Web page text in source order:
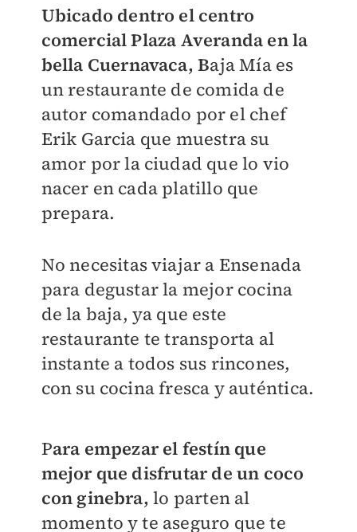
Ubicado dentro el centro
comercial Plaza Averanda en la
bella Cuernavaca, Baja Mía es
un restaurante de comida de
autor comandado por el chef
Erik Garcia que muestra su
amor por la ciudad que lo vio
nacer en cada platillo que
prepara.
No necesitas viajar a Ensenada
para degustar la mejor cocina
de la baja, ya que este
restaurante te transporta al
instante a todos sus rincones,
con su cocina fresca y auténtica.
Para empezar el festín que
mejor que disfrutar de un coco
con ginebra, lo parten al
momento y te aseguro que te